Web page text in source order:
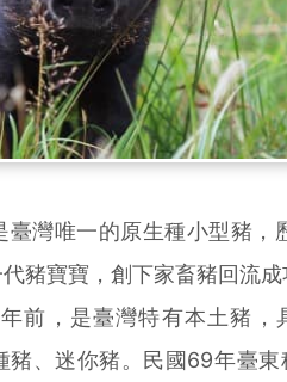
灣唯一的原生種小型豬，
豬寶寶，創下家畜豬回流
，是臺灣特有本土豬，
豬、迷你豬。民國69年臺